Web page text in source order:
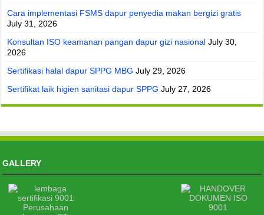
Cara implementasi FSMS dapur penyedia makan bergizi gratis
July 31, 2026
Konsultan ISO keamanan pangan dapur gizi nasional July 30,
2026
Sertifikasi halal dapur SPPG MBG July 29, 2026
Sertifikat laik higien sanitasi dapur SPPG July 27, 2026
GALLERY